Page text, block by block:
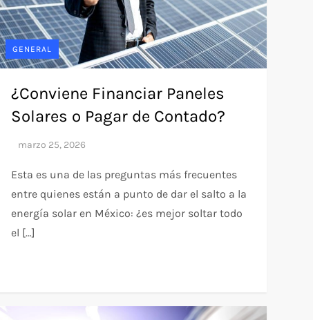
GENERAL
¿Conviene Financiar Paneles
Solares o Pagar de Contado?
Esta es una de las preguntas más frecuentes
entre quienes están a punto de dar el salto a la
energía solar en México: ¿es mejor soltar todo
el […]